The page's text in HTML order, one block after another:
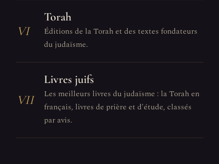
VI
Torah
Éditions de la Torah et des textes fondateurs
du judaïsme.
VII
Livres juifs
Les meilleurs livres du judaïsme : la Torah en
français, livres de prière et d'étude, classés
par avis.